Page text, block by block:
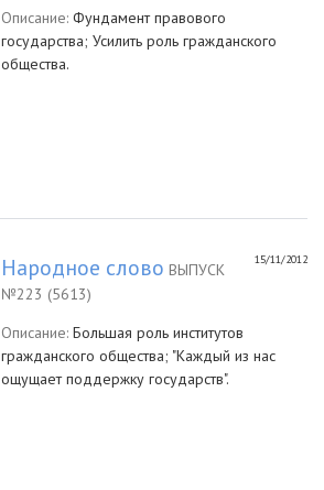
Описание: Фундамент правового
государства; Усилить роль гражданского
общества.
15/11/2012
Народное слово ВЫПУСК
№223 (5613)
Описание: Большая роль институтов
гражданского общества; "Каждый из нас
ощущает поддержку государств".